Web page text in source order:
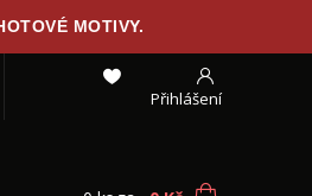
MOTIVY.
Přihlášení